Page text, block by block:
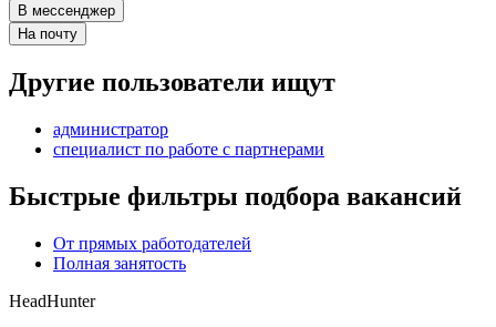
В мессенджер
На почту
Другие пользователи ищут
администратор
специалист по работе с партнерами
Быстрые фильтры подбора вакансий
От прямых работодателей
Полная занятость
HeadHunter